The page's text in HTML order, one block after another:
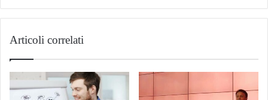
Articoli correlati